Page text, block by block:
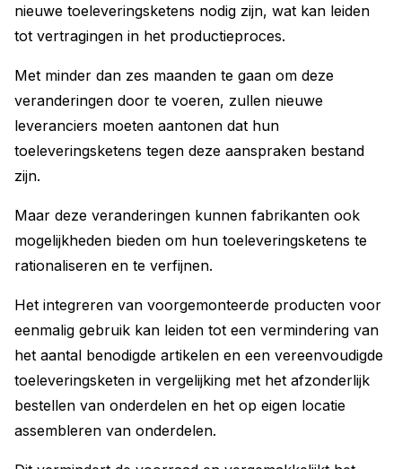
nieuwe toeleveringsketens nodig zijn, wat kan leiden
tot vertragingen in het productieproces.
Met minder dan zes maanden te gaan om deze
veranderingen door te voeren, zullen nieuwe
leveranciers moeten aantonen dat hun
toeleveringsketens tegen deze aanspraken bestand
zijn.
Maar deze veranderingen kunnen fabrikanten ook
mogelijkheden bieden om hun toeleveringsketens te
rationaliseren en te verfijnen.
Het integreren van voorgemonteerde producten voor
eenmalig gebruik kan leiden tot een vermindering van
het aantal benodigde artikelen en een vereenvoudigde
toeleveringsketen in vergelijking met het afzonderlijk
bestellen van onderdelen en het op eigen locatie
assembleren van onderdelen.